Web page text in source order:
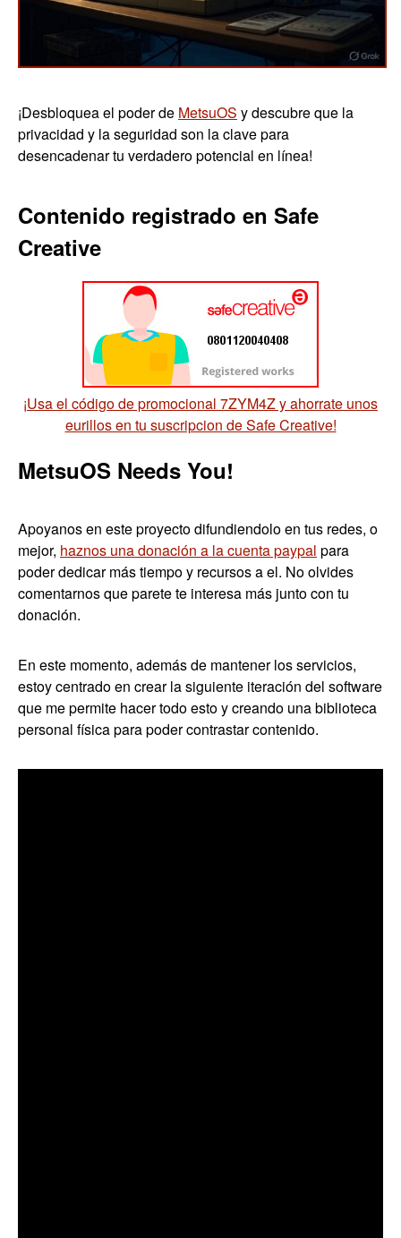
¡Desbloquea el poder de MetsuOS y descubre que la
privacidad y la seguridad son la clave para
desencadenar tu verdadero potencial en línea!
Contenido registrado en Safe
Creative
¡Usa el código de promocional 7ZYM4Z y ahorrate unos
eurillos en tu suscripcion de Safe Creative!
MetsuOS Needs You!
Apoyanos en este proyecto difundiendolo en tus redes, o
mejor, haznos una donación a la cuenta paypal para
poder dedicar más tiempo y recursos a el. No olvides
comentarnos que parete te interesa más junto con tu
donación.
En este momento, además de mantener los servicios,
estoy centrado en crear la siguiente iteración del software
que me permite hacer todo esto y creando una biblioteca
personal física para poder contrastar contenido.